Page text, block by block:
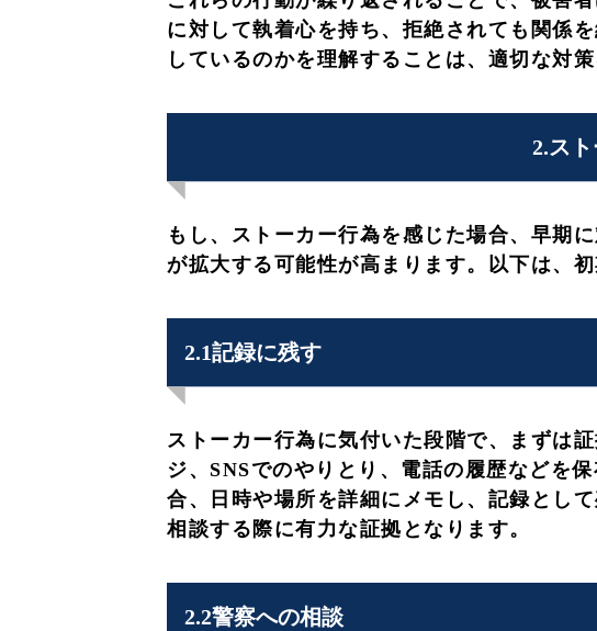
に対して執着心を持ち、拒絶されても関係
しているのかを理解することは、適切な対
2.ス
もし、ストーカー行為を感じた場合、早期
が拡大する可能性が高まります。以下は、
2.1記録に残す
ストーカー行為に気付いた段階で、まずは
ジ、SNSでのやりとり、電話の履歴などを
合、日時や場所を詳細にメモし、記録とし
相談する際に有力な証拠となります。
2.2警察への相談